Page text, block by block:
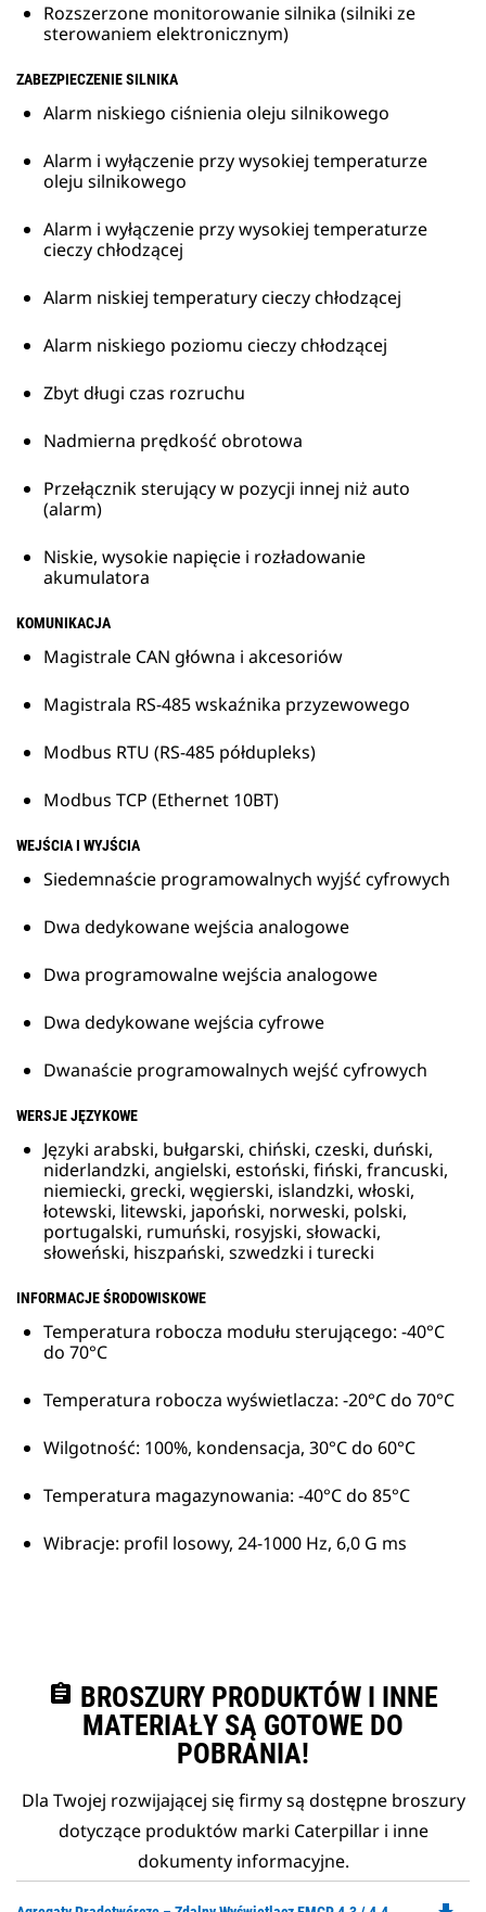
Rozszerzone monitorowanie silnika (silniki ze
sterowaniem elektronicznym)
ZABEZPIECZENIE SILNIKA
Alarm niskiego ciśnienia oleju silnikowego
Alarm i wyłączenie przy wysokiej temperaturze
oleju silnikowego
Alarm i wyłączenie przy wysokiej temperaturze
cieczy chłodzącej
Alarm niskiej temperatury cieczy chłodzącej
Alarm niskiego poziomu cieczy chłodzącej
Zbyt długi czas rozruchu
Nadmierna prędkość obrotowa
Przełącznik sterujący w pozycji innej niż auto
(alarm)
Niskie, wysokie napięcie i rozładowanie
akumulatora
KOMUNIKACJA
Magistrale CAN główna i akcesoriów
Magistrala RS-485 wskaźnika przyzewowego
Modbus RTU (RS-485 półdupleks)
Modbus TCP (Ethernet 10BT)
WEJŚCIA I WYJŚCIA
Siedemnaście programowalnych wyjść cyfrowych
Dwa dedykowane wejścia analogowe
Dwa programowalne wejścia analogowe
Dwa dedykowane wejścia cyfrowe
Dwanaście programowalnych wejść cyfrowych
WERSJE JĘZYKOWE
Języki arabski, bułgarski, chiński, czeski, duński,
niderlandzki, angielski, estoński, fiński, francuski,
niemiecki, grecki, węgierski, islandzki, włoski,
łotewski, litewski, japoński, norweski, polski,
portugalski, rumuński, rosyjski, słowacki,
słoweński, hiszpański, szwedzki i turecki
INFORMACJE ŚRODOWISKOWE
Temperatura robocza modułu sterującego: -40°C
do 70°C
Temperatura robocza wyświetlacza: -20°C do 70°C
Wilgotność: 100%, kondensacja, 30°C do 60°C
Temperatura magazynowania: -40°C do 85°C
Wibracje: profil losowy, 24-1000 Hz, 6,0 G ms
assignment BROSZURY PRODUKTÓW I INNE
MATERIAŁY SĄ GOTOWE DO
POBRANIA!
Dla Twojej rozwijającej się firmy są dostępne broszury
dotyczące produktów marki Caterpillar i inne
dokumenty informacyjne.